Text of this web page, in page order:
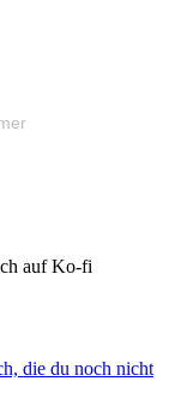
auf Ko-fi
die du noch nicht